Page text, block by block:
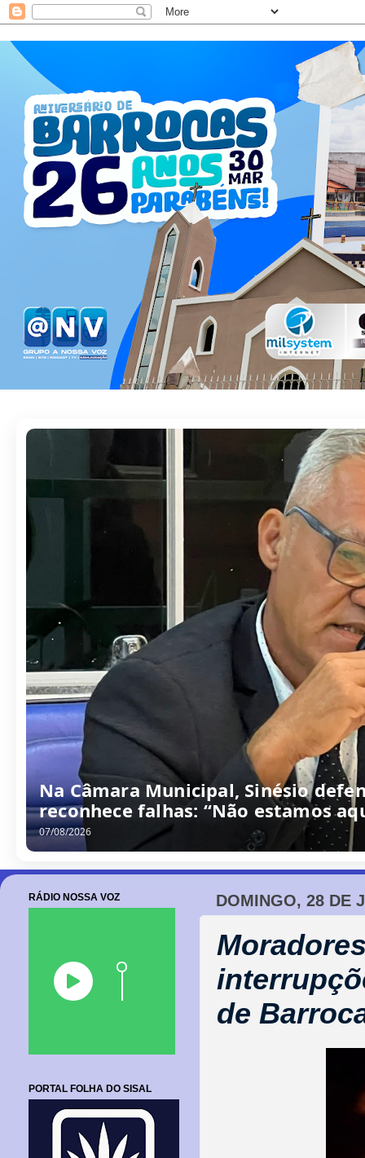
Na Câmara Municipal, Sinésio
reconhece falhas: “Não estamos
07/08/2026
DOMINGO, 28 DE
de
RÁDIO NOSSA VOZ
PORTAL FOLHA DO SISAL